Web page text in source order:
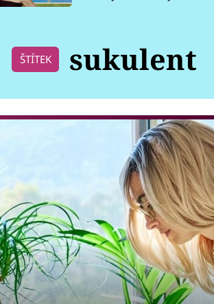
ŠTÍTEK sukulent